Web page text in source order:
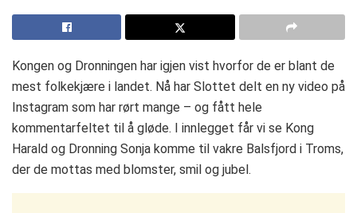
Kongen og Dronningen har igjen vist hvorfor de er blant de
mest folkekjære i landet. Nå har Slottet delt en ny video på
Instagram som har rørt mange – og fått hele
kommentarfeltet til å gløde. I innlegget får vi se Kong
Harald og Dronning Sonja komme til vakre Balsfjord i Troms,
der de mottas med blomster, smil og jubel.